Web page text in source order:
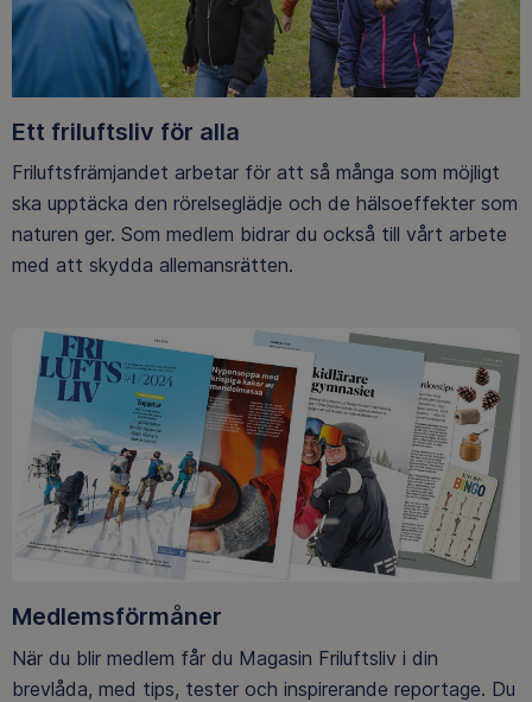
Ett friluftsliv för alla
Friluftsfrämjandet arbetar för att så många som möjligt
ska upptäcka den rörelseglädje och de hälsoeffekter som
naturen ger. Som medlem bidrar du också till vårt arbete
med att skydda allemansrätten.
Medlemsförmåner
När du blir medlem får du Magasin Friluftsliv i din
brevlåda, med tips, tester och inspirerande reportage. Du